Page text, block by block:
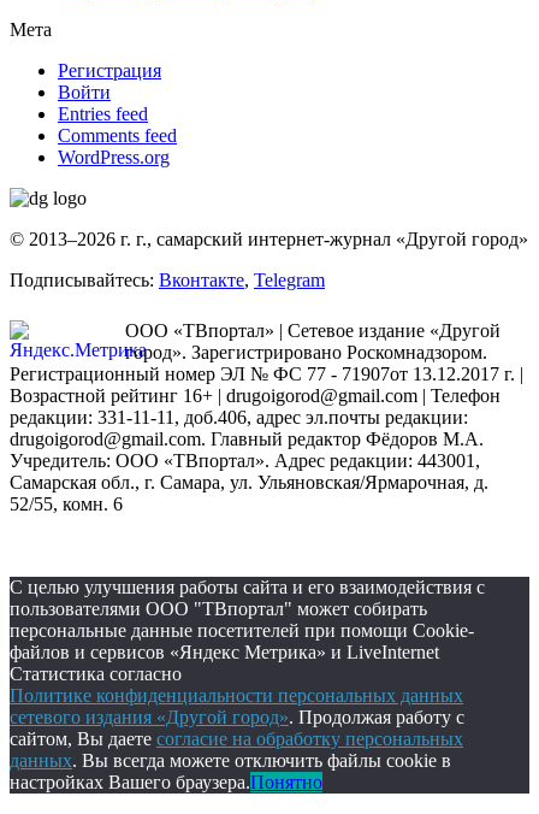
Мета
Регистрация
Войти
Entries feed
Comments feed
WordPress.org
© 2013–2026 г. г., самарский интернет-журнал «Другой город»
Подписывайтесь: Вконтакте, Telegram
ООО «ТВпортал» | Сетевое издание «Другой
город». Зарегистрировано Роскомнадзором.
Регистрационный номер ЭЛ № ФС 77 - 71907от 13.12.2017 г. |
Возрастной рейтинг 16+ | drugoigorod@gmail.com | Телефон
редакции: 331-11-11, доб.406, адрес эл.почты редакции:
drugoigorod@gmail.com. Главный редактор Фёдоров М.А.
Учредитель: ООО «ТВпортал». Адрес редакции: 443001,
Самарская обл., г. Самара, ул. Ульяновская/Ярмарочная, д.
52/55, комн. 6
С целью улучшения работы сайта и его взаимодействия с
пользователями ООО "ТВпортал" может собирать
персональные данные посетителей при помощи Cookie-
файлов и сервисов «Яндекс Метрика» и LiveInternet
Статистика согласно
Политике конфиденциальности персональных данных
сетевого издания «Другой город». Продолжая работу с
сайтом, Вы даете согласие на обработку персональных
данных. Вы всегда можете отключить файлы cookie в
настройках Вашего браузера.Понятно